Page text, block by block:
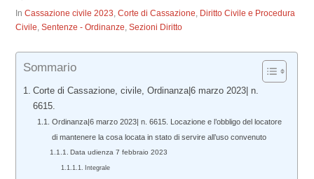
InCassazione civile 2023,Corte di Cassazione, Diritto Civile e Procedura
Civile,Sentenze - Ordinanze,Sezioni Diritto
Sommario
Corte di Cassazione, civile, Ordinanza|6 marzo 2023| n.
6615.
Ordinanza|6 marzo 2023| n. 6615. Locazione e l’obbligo del locatore
di mantenere la cosa locata in stato di servire all’uso convenuto
Data udienza 7 febbraio 2023
Integrale